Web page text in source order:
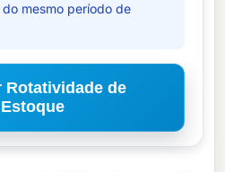
mesmo período de
Rotatividade de
Estoque